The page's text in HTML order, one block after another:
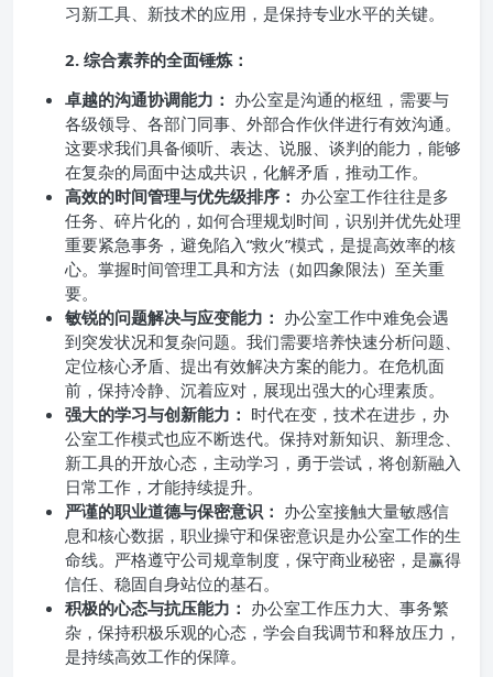
习新工具、新技术的应用，是保持专业水平的关键。
2. 综合素养的全面锤炼：
卓越的沟通协调能力： 办公室是沟通的枢纽，需要与
各级领导、各部门同事、外部合作伙伴进行有效沟通。
这要求我们具备倾听、表达、说服、谈判的能力，能够
在复杂的局面中达成共识，化解矛盾，推动工作。
高效的时间管理与优先级排序： 办公室工作往往是多
任务、碎片化的，如何合理规划时间，识别并优先处理
重要紧急事务，避免陷入“救火”模式，是提高效率的核
心。掌握时间管理工具和方法（如四象限法）至关重
要。
敏锐的问题解决与应变能力： 办公室工作中难免会遇
到突发状况和复杂问题。我们需要培养快速分析问题、
定位核心矛盾、提出有效解决方案的能力。在危机面
前，保持冷静、沉着应对，展现出强大的心理素质。
强大的学习与创新能力： 时代在变，技术在进步，办
公室工作模式也应不断迭代。保持对新知识、新理念、
新工具的开放心态，主动学习，勇于尝试，将创新融入
日常工作，才能持续提升。
严谨的职业道德与保密意识： 办公室接触大量敏感信
息和核心数据，职业操守和保密意识是办公室工作的生
命线。严格遵守公司规章制度，保守商业秘密，是赢得
信任、稳固自身站位的基石。
积极的心态与抗压能力： 办公室工作压力大、事务繁
杂，保持积极乐观的心态，学会自我调节和释放压力，
是持续高效工作的保障。